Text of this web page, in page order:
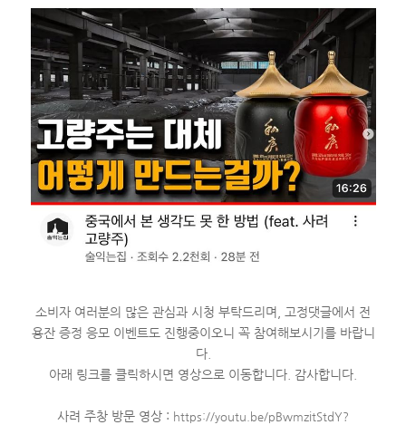
소비자 여러분의 많은 관심과 시청 부탁드리며, 고정댓글에서 전
용잔 증정 응모 이벤트도 진행중이오니 꼭 참여해보시기를 바랍니
다.
아래 링크를 클릭하시면 영상으로 이동합니다. 감사합니다
사려 주창 방문 영상 : https://youtu.be/pBwmzitStdY?